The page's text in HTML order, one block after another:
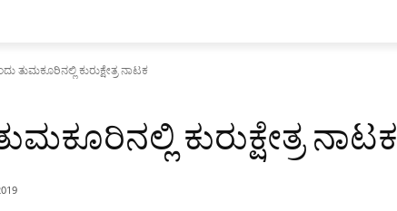
ತುಮಕೂರಿನಲ್ಲಿ ಕುರುಕ್ಷೇತ್ರ ನಾಟಕ
ಕುರುಕ್ಷೇತ್ರ ನಾಟಕ